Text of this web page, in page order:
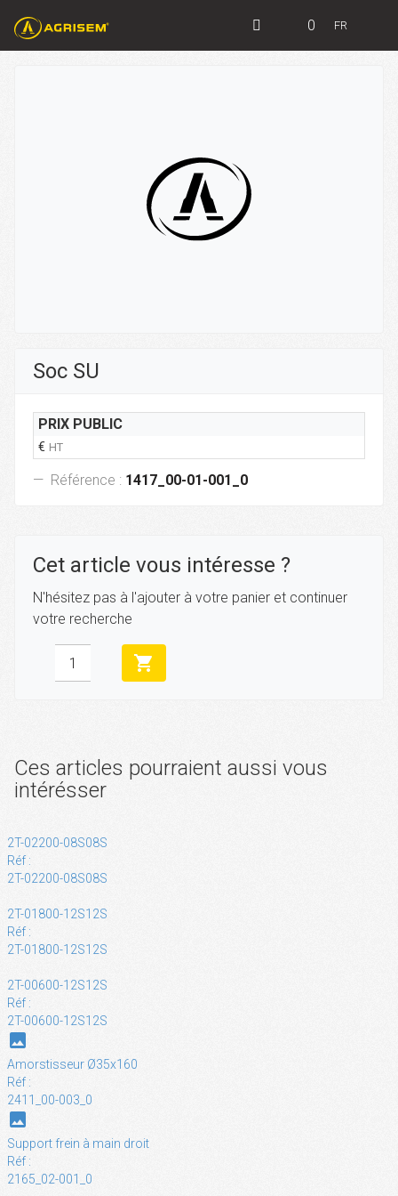
0 FR
Soc SU
PRIX PUBLIC
€ HT
Référence : 1417_00-01-001_0
Cet article vous intéresse ?
N'hésitez pas à l'ajouter à votre panier et continuer
votre recherche
shopping_cart
Ces articles pourraient aussi vous
intérésser
2T-02200-08S08S
Réf :
2T-02200-08S08S
2T-01800-12S12S
Réf :
2T-01800-12S12S
2T-00600-12S12S
Réf :
2T-00600-12S12S
photo
Amorstisseur Ø35x160
Réf :
2411_00-003_0
photo
Support frein à main droit
Réf :
2165_02-001_0